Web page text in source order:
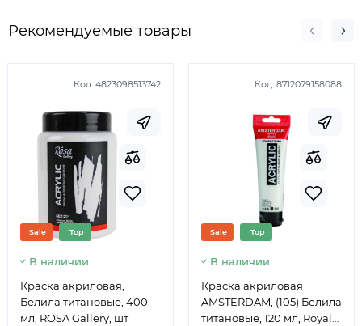
Рекомендуемые товары
Код: 4823098513742
Sale Top
В наличии
Краска акриловая,
Белила титановые, 400
мл, ROSA Gallery, шт
Код: 8712079158088
Sale Top
В наличии
Краска акриловая
AMSTERDAM, (105) Белила
титановые, 120 мл, Royal